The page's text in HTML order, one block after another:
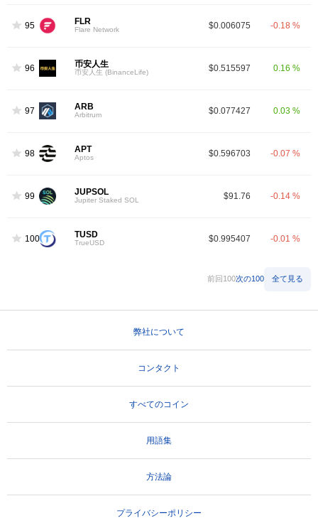
95 FLR
Flare Network $0.006075 -0.18 %
96 币安人生
币安人生 (BinanceLife) $0.515597 0.16 %
97 ARB
Arbitrum $0.077427 0.03 %
98 APT
Aptos $0.596703 -0.07 %
99 JUPSOL
Jupiter Staked SOL $91.76 -0.14 %
100 TUSD
TrueUSD $0.995407 -0.01 %
前回100次の100 全て見る
弊社について
コンタクト
すべてのコイン
用語集
方法論
プライバシーポリシー